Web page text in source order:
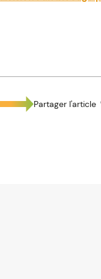
Partager l'article